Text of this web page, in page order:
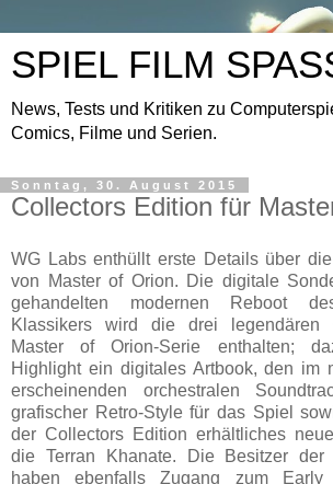
SPIEL FILM
News, Tests und Kritiken zu
Comics, Filme und Serien.
Sonntag, 30. August 2015
Collectors Edition für
WG Labs enthüllt erste Details über
von Master of Orion. Die digitale
gehandelten modernen Reboot
Klassikers wird die drei legendären
Master of Orion-Serie enthalten;
Highlight ein digitales Artbook, den im
erscheinenden orchestralen
grafischer Retro-Style für das Spiel
der Collectors Edition erhältliches
die Terran Khanate. Die Besitzer der
haben ebenfalls Zugang zum Early